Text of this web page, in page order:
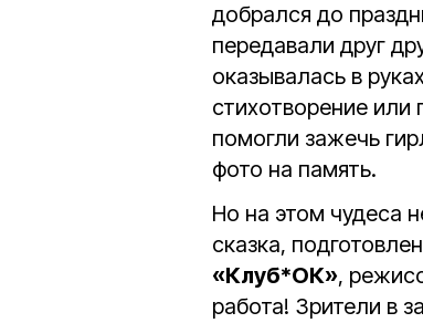
добрался до
передавали друг
оказывалась в
стихотворение
помогли зажечь
фото на память.
Но на этом чудеса
сказка,
«Клуб*ОК»,
работа! Зрители в